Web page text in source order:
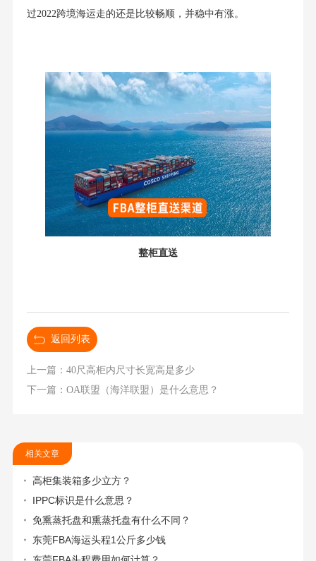
过2022跨境海运走的还是比较畅顺，并稳中有涨。
整柜直送
返回列表
上一篇：40尺高柜内尺寸长宽高是多少
下一篇：OA联盟（海洋联盟）是什么意思？
相关文章
高柜集装箱多少立方？
IPPC标识是什么意思？
免熏蒸托盘和熏蒸托盘有什么不同？
东莞FBA海运头程1公斤多少钱